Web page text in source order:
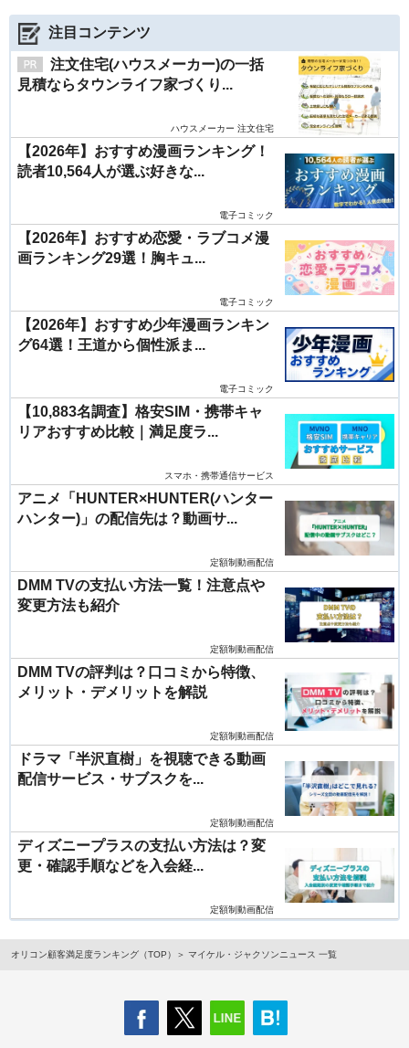
注目コンテンツ
注文住宅(ハウスメーカー)の一括
見積ならタウンライフ家づくり...
ハウスメーカー 注文住宅
【2026年】おすすめ漫画ランキング！
読者10,564人が選ぶ好きな...
電子コミック
【2026年】おすすめ恋愛・ラブコメ漫
画ランキング29選！胸キュ...
電子コミック
【2026年】おすすめ少年漫画ランキン
グ64選！王道から個性派ま...
電子コミック
【10,883名調査】格安SIM・携帯キャ
リアおすすめ比較｜満足度ラ...
スマホ・携帯通信サービス
アニメ「HUNTER×HUNTER(ハンター
ハンター)」の配信先は？動画サ...
定額制動画配信
DMM TVの支払い方法一覧！注意点や
変更方法も紹介
定額制動画配信
DMM TVの評判は？口コミから特徴、
メリット・デメリットを解説
定額制動画配信
ドラマ「半沢直樹」を視聴できる動画
配信サービス・サブスクを...
定額制動画配信
ディズニープラスの支払い方法は？変
更・確認手順などを入会経...
定額制動画配信
オリコン顧客満足度ランキング（TOP） マイケル・ジャクソンニュース 一覧